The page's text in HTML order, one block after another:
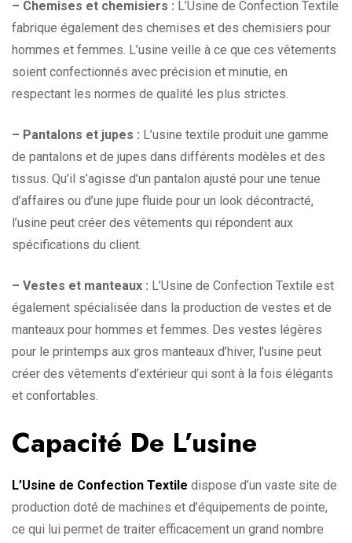
– Chemises et chemisiers : L’Usine de Confection Textile
fabrique également des chemises et des chemisiers pour
hommes et femmes. L’usine veille à ce que ces vêtements
soient confectionnés avec précision et minutie, en
respectant les normes de qualité les plus strictes.
– Pantalons et jupes : L’usine textile produit une gamme
de pantalons et de jupes dans différents modèles et des
tissus. Qu’il s’agisse d’un pantalon ajusté pour une tenue
d’affaires ou d’une jupe fluide pour un look décontracté,
l’usine peut créer des vêtements qui répondent aux
spécifications du client.
– Vestes et manteaux : L’Usine de Confection Textile est
également spécialisée dans la production de vestes et de
manteaux pour hommes et femmes. Des vestes légères
pour le printemps aux gros manteaux d’hiver, l’usine peut
créer des vêtements d’extérieur qui sont à la fois élégants
et confortables.
Capacité De L’usine
L’Usine de Confection Textile dispose d’un vaste site de
production doté de machines et d’équipements de pointe,
ce qui lui permet de traiter efficacement un grand nombre